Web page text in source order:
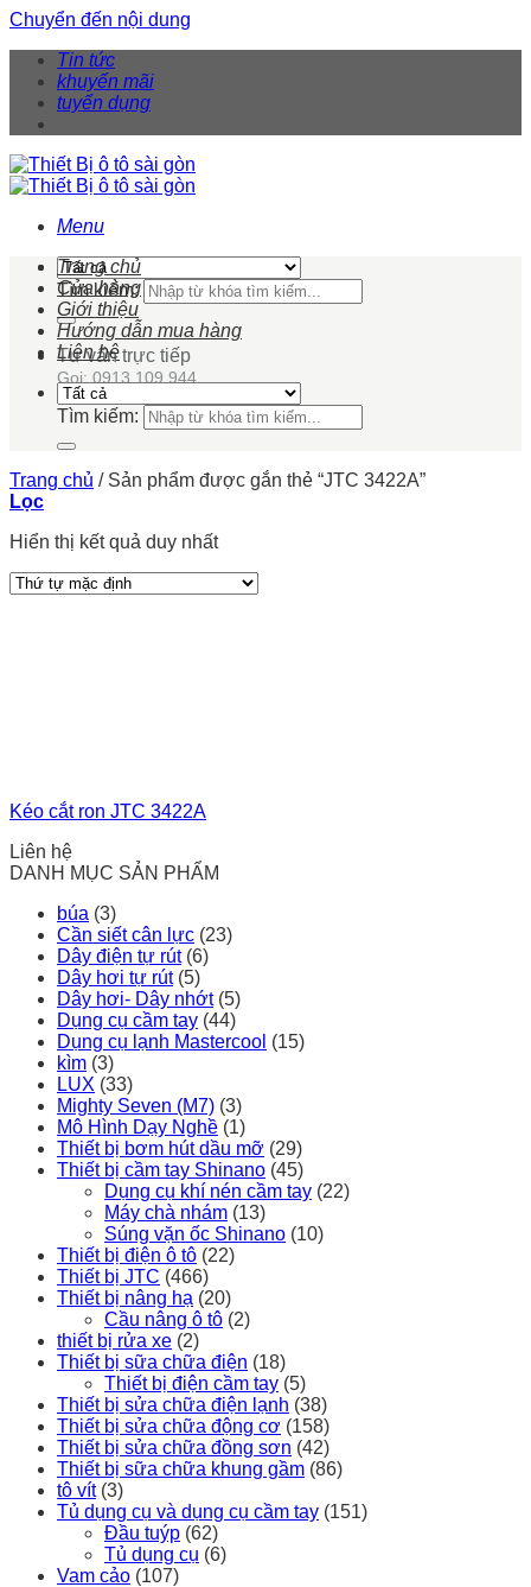
Chuyển đến nội dung
Tin tức
khuyến mãi
tuyển dụng
Menu
Tìm kiếm:
Tư vấn trực tiếp
Gọi: 0913 109 944
Trang chủ
Cửa hàng
Giới thiệu
Hướng dẫn mua hàng
Liên hệ
Tìm kiếm:
Trang chủ /Sản phẩm được gắn thẻ “JTC 3422A”
Lọc
Hiển thị kết quả duy nhất
Kéo cắt ron JTC 3422A
Liên hệ
DANH MỤC SẢN PHẨM
búa (3)
Cần siết cân lực (23)
Dây điện tự rút (6)
Dây hơi tự rút (5)
Dây hơi- Dây nhớt (5)
Dụng cụ cầm tay (44)
Dụng cụ lạnh Mastercool (15)
kìm (3)
LUX (33)
Mighty Seven (M7) (3)
Mô Hình Dạy Nghề (1)
Thiết bị bơm hút dầu mỡ (29)
Thiết bị cầm tay Shinano (45)
Dụng cụ khí nén cầm tay (22)
Máy chà nhám (13)
Súng vặn ốc Shinano (10)
Thiết bị điện ô tô (22)
Thiết bị JTC (466)
Thiết bị nâng hạ (20)
Cầu nâng ô tô (2)
thiết bị rửa xe (2)
Thiết bị sữa chữa điện (18)
Thiết bị điện cầm tay (5)
Thiết bị sửa chữa điện lạnh (38)
Thiết bị sửa chữa động cơ (158)
Thiết bị sửa chữa đồng sơn (42)
Thiết bị sữa chữa khung gầm (86)
tô vít (3)
Tủ dụng cụ và dụng cụ cầm tay (151)
Đầu tuýp (62)
Tủ dụng cụ (6)
Vam cảo (107)